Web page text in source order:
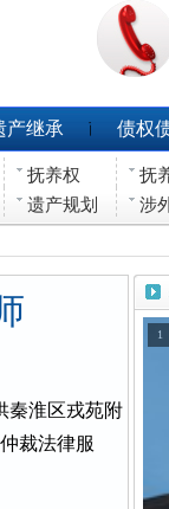
产继承 债权
抚养权 抚
遗产规划 涉
秦淮区戎苑附
裁法律服
1